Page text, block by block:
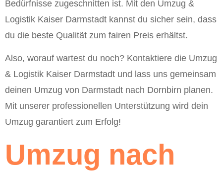
Bedürfnisse zugeschnitten ist. Mit den Umzug &
Logistik Kaiser Darmstadt kannst du sicher sein, dass
du die beste Qualität zum fairen Preis erhältst.
Also, worauf wartest du noch? Kontaktiere die Umzug
& Logistik Kaiser Darmstadt und lass uns gemeinsam
deinen Umzug von Darmstadt nach Dornbirn planen.
Mit unserer professionellen Unterstützung wird dein
Umzug garantiert zum Erfolg!
Umzug nach